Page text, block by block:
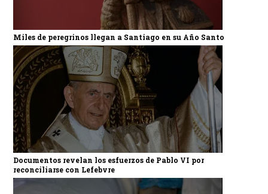
Miles de peregrinos llegan a Santiago en su Año Santo
Documentos revelan los esfuerzos de Pablo VI por
reconciliarse con Lefebvre